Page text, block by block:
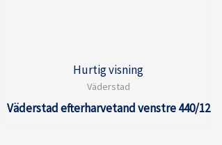
Hurtig visning
Väderstad
Väderstad efterharvetand venstre 440/12